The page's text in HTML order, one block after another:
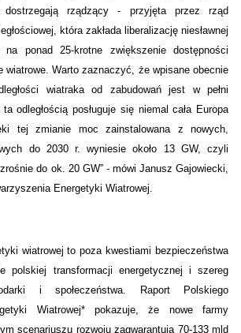
rządzący - przyjęta przez rząd
która zakłada liberalizację niesławnej
ponad 25-krotne zwiększenie dostępności
wiatrowe. Warto zaznaczyć, że wpisane obecnie
wiatraka od zabudowań jest w pełni
ta odległością posługuje się niemal cała Europa
tej zmianie moc zainstalowana z nowych,
do 2030 r. wyniesie około 13 GW, czyli
do ok. 20 GW” - mówi Janusz Gajowiecki,
Energetyki Wiatrowej.
wiatrowej to poza kwestiami bezpieczeństwa
polskiej transformacji energetycznej i szereg
i społeczeństwa. Raport Polskiego
Wiatrowej* pokazuje, że nowe farmy
scenariuszu rozwoju zagwarantują 70-133 mld